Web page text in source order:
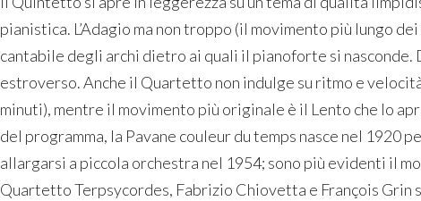
pianistica. L’Adagio ma non troppo (il movimento più lungo
cantabile degli archi dietro ai quali il pianoforte si nasconde.
estroverso. Anche il Quartetto non indulge su ritmo e
minuti), mentre il movimento più originale è il Lento che lo
del programma, la Pavane couleur du temps nasce nel 1920
allargarsi a piccola orchestra nel 1954; sono più evidenti il
Quartetto Terpsycordes, Fabrizio Chiovetta e François Grin